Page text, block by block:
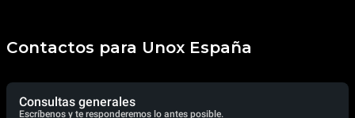
Contactos para Unox España
Consultas generales
Escríbenos y te responderemos lo antes posible.